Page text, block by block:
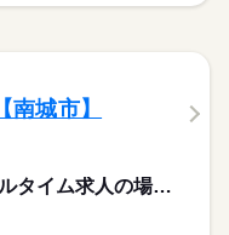
城市】
183,000円〜210,000円 ※フルタイム求人の場合は月額（換算額）、パート求人の場合は時間額を表示しています。